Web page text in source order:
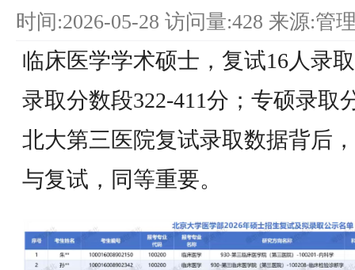
时间:2026-05-28 访问量:428 来源:管
临床医学学术硕士，复试16人录
录取分数段322-411分；专硕录取
北大第三医院复试录取数据背后
与复试，同等重要。